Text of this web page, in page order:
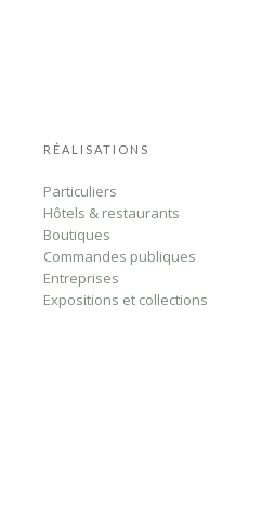
RÉALISATIONS
Particuliers
Hôtels & restaurants
Boutiques
Commandes publiques
Entreprises
Expositions et collections